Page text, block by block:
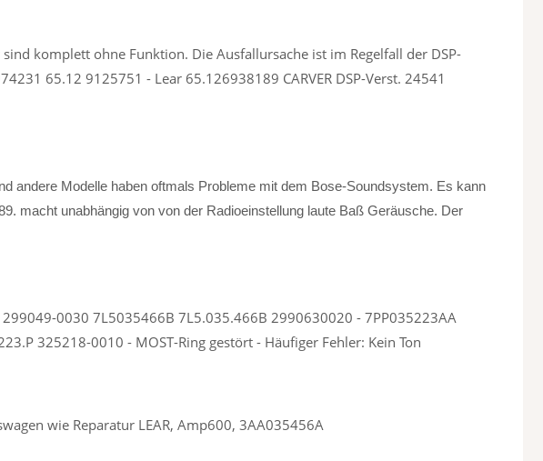
komplett ohne Funktion. Die Ausfallursache ist im Regelfall der DSP-
65.12 9125751 - Lear 65.126938189 CARVER DSP-Verst. 24541
andere Modelle haben oftmals Probleme mit dem Bose-Soundsystem. Es kann
macht unabhängig von von der Radioeinstellung laute Baß Geräusche. Der
0030 7L5035466B 7L5.035.466B 2990630020 - 7PP035223AA
325218-0010 - MOST-Ring gestört - Häufiger Fehler: Kein Ton
wie Reparatur LEAR, Amp600, 3AA035456A